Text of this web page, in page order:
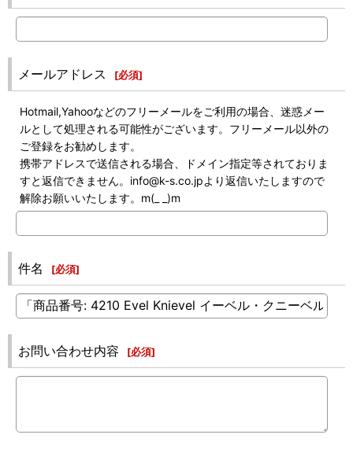
メールアドレス [必須]
Hotmail,Yahooなどのフリーメールをご利用の場合、迷惑メー
ルとして処理される可能性がございます。フリーメール以外の
ご登録をお勧めします。
携帯アドレスで送信される場合、ドメイン指定等されておりま
すと返信できません。info@k-s.co.jpより返信いたしますので
解除お願いいたします。m(_ _)m
件名 [必須]
お問い合わせ内容 [必須]